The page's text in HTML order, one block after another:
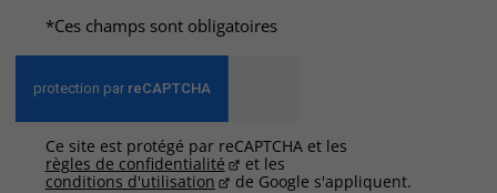
*Ces champs sont obligatoires
Ce site est protégé par reCAPTCHA et les
règles de confidentialité
et les
conditions d'utilisation
de Google s'appliquent.